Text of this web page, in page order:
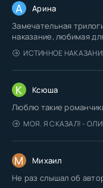
А Арина
Замечательная
наказание, любимая
ИСТИННОЕ
К Ксюша
Люблю такие
МОЯ. Я СКАЗАЛ! -
М Михаил
Не раз слышал об